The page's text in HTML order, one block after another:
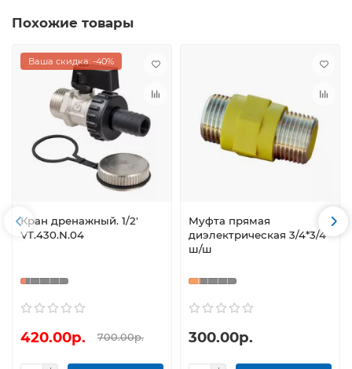
Похожие товары
Ваша скидка: -40%
Кран дренажный. 1/2'
VT.430.N.04
420.00р. 700.00р.
Муфта прямая
диэлектрическая 3/4*3/4
ш/ш
300.00р.